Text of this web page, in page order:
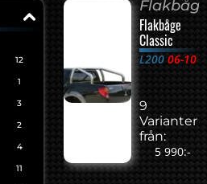
12
1
3
2
4
11
Flakbåge
Classic
L20006-10
9
Varianter
från:
5 990:-